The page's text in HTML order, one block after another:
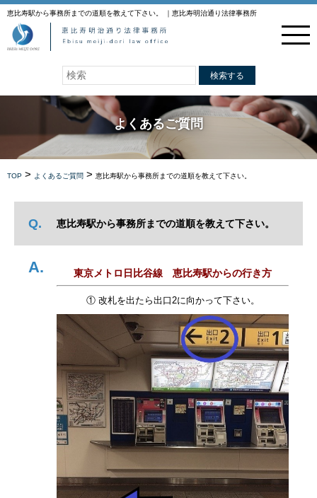
恵比寿駅から事務所までの道順を教えて下さい。 ｜恵比寿明治通り法律事務所
検索する
よくあるご質問
TOP > よくあるご質問 > 恵比寿駅から事務所までの道順を教えて下さい。
恵比寿駅から事務所までの道順を教えて下さい。
東京メトロ日比谷線 恵比寿駅からの行き方
① 改札を出たら出口2に向かって下さい。